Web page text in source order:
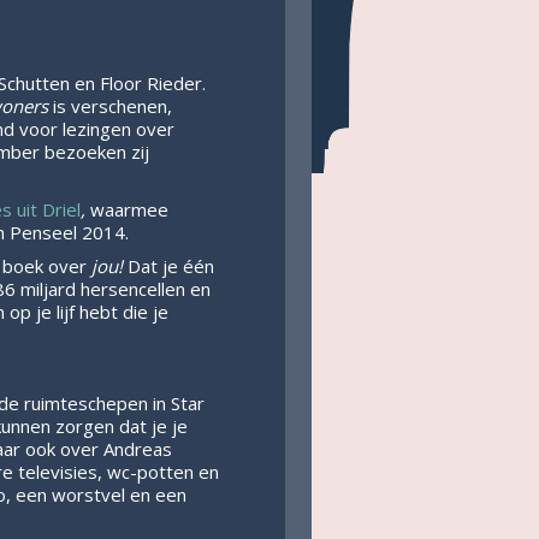
en Floor Rieder.
is verschenen,
voor lezingen over
bezoeken zij
uit Driel, waarmee
Penseel 2014.
over jou!Dat je één
miljard hersencellen en
op je lijf hebt die je
ruimteschepen in Star
zorgen dat je je
ook over Andreas
televisies, wc-potten en
een worstvel en een